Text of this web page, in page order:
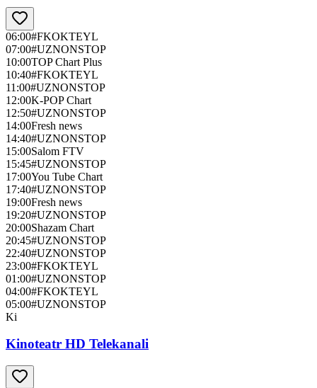
06:00#FKOKTEYL
07:00#UZNONSTOP
10:00TOP Chart Plus
10:40#FKOKTEYL
11:00#UZNONSTOP
12:00K-POP Chart
12:50#UZNONSTOP
14:00Fresh news
14:40#UZNONSTOP
15:00Salom FTV
15:45#UZNONSTOP
17:00You Tube Chart
17:40#UZNONSTOP
19:00Fresh news
19:20#UZNONSTOP
20:00Shazam Chart
20:45#UZNONSTOP
22:40#UZNONSTOP
23:00#FKOKTEYL
01:00#UZNONSTOP
04:00#FKOKTEYL
05:00#UZNONSTOP
Ki
Kinoteatr HD Telekanali